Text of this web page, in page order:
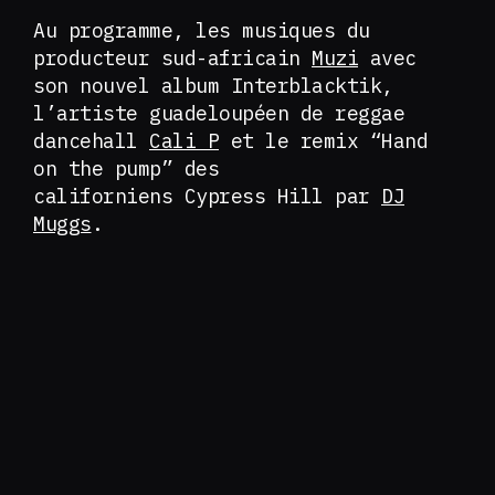
Au programme, les musiques du
producteur sud-africain Muzi avec
son nouvel album Interblacktik,
l’artiste guadeloupéen de reggae
dancehall Cali P et le remix “Hand
on the pump” des
californiens Cypress Hill par DJ
Muggs .